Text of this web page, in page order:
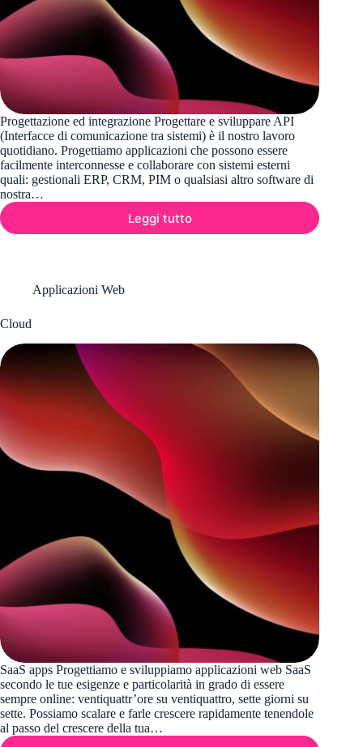
Progettazione ed integrazione Progettare e sviluppare API
(Interfacce di comunicazione tra sistemi) è il nostro lavoro
quotidiano. Progettiamo applicazioni che possono essere
facilmente interconnesse e collaborare con sistemi esterni
quali: gestionali ERP, CRM, PIM o qualsiasi altro software di
nostra…
Leggi tutto
API:
Applicazioni Web
Cloud
SaaS apps Progettiamo e sviluppiamo applicazioni web SaaS
secondo le tue esigenze e particolarità in grado di essere
sempre online: ventiquattr’ore su ventiquattro, sette giorni su
sette. Possiamo scalare e farle crescere rapidamente tenendole
al passo del crescere della tua…